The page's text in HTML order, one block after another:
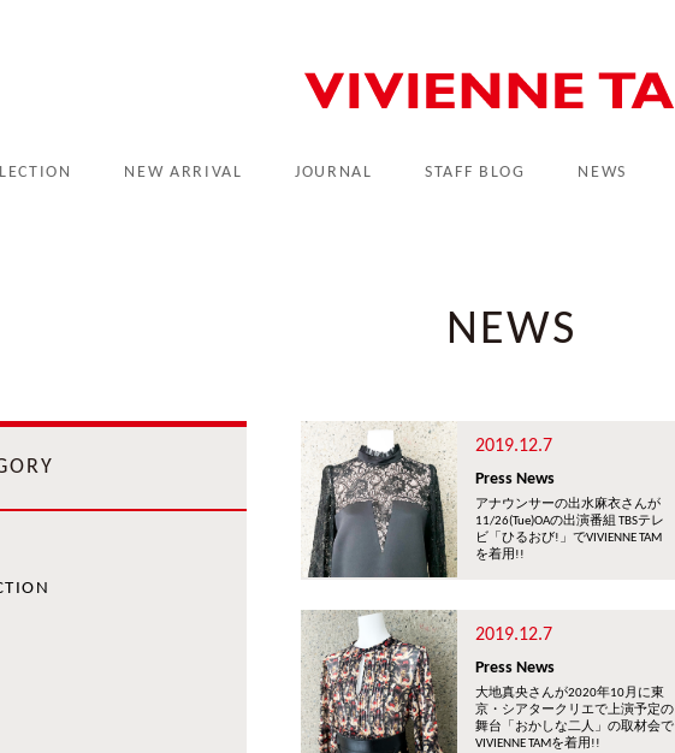
NEW ARRIVAL JOURNAL STAFF BLOG NEWS
NEWS
2019.12.7
Press News
アナウンサーの出水麻衣さんが
11/26(Tue)OAの出演番組 TBSテレ
ビ「ひるおび!」でVIVIENNE TAM
を着用!!
2019.12.7
Press News
大地真央さんが2020年10月に東
京・シアタークリエで上演予定の
舞台「おかしな二人」の取材会で
VIVIENNE TAMを着用!!